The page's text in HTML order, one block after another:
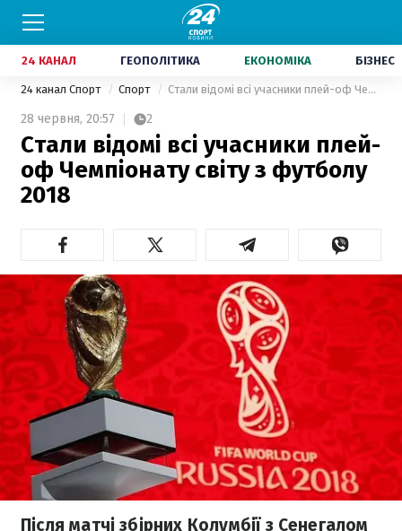
24 КАНАЛ ГЕОПОЛІТИКА ЕКОНОМІКА БІЗНЕС
24 канал Спорт Спорт Стали відомі всі учасники плей-оф Чемпіонату світу з футболу 2018
28 червня, 20:57 2
Стали відомі всі учасники плей-
оф Чемпіонату світу з футболу
2018
Після матчі збірних Колумбії з Сенегалом